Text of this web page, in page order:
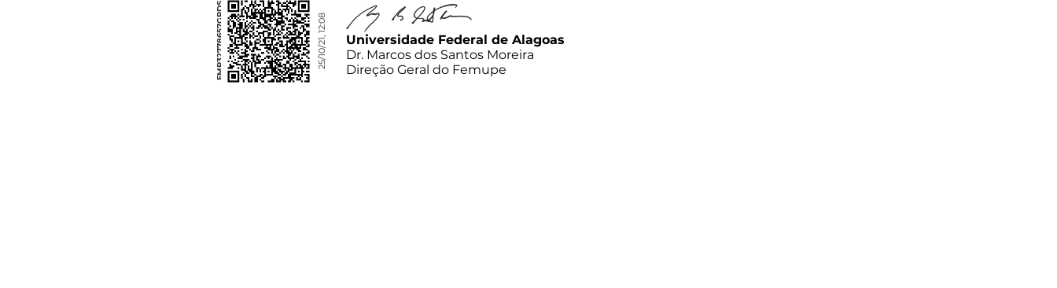
FMP32778657GPDS 25/10/21, 12:08
Universidade Federal de Alagoas
Dr. Marcos dos Santos Moreira
Direção Geral do Femupe